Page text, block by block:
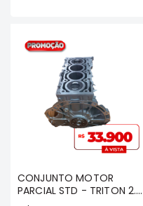
Freio
CONJUNTO MOTOR
PARCIAL STD - TRITON 2.4
DIESEL 4N15/ PAJERO